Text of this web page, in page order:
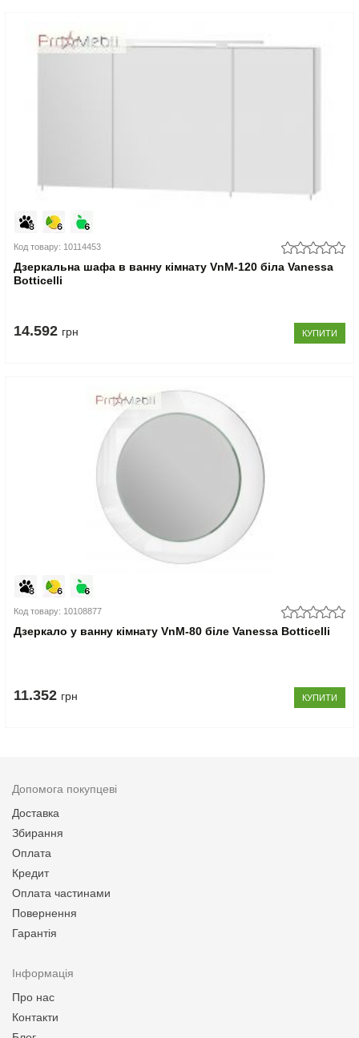
Код товару: 10114453
Дзеркальна шафа в ванну кімнату VnM-120 біла Vanessa
Botticelli
14.592 грн КУПИТИ
Код товару: 10108877
Дзеркало у ванну кімнату VnM-80 біле Vanessa Botticelli
11.352 грн КУПИТИ
Допомога покупцеві
Доставка
Збирання
Оплата
Кредит
Оплата частинами
Повернення
Гарантія
Інформація
Про нас
Контакти